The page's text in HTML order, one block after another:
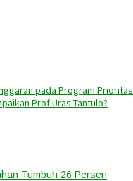
pada Program Prioritas
Prof Uras Tantulo?
Tumbuh 26 Persen